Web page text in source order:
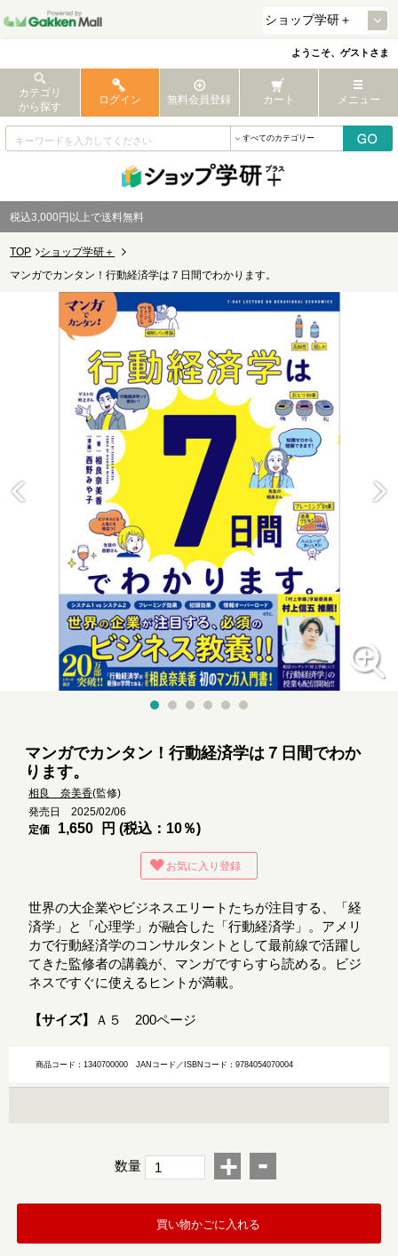
ようこそ、ゲストさま
カテゴリ
から探す
ログイン 無料会員登録 カート メニュー
税込3,000円以上で送料無料
TOP
ショップ学研＋
マンガでカンタン！行動経済学は７日間でわかります。
マンガでカンタン！行動経済学は７日間でわか
ります。
相良 奈美香(監修)
発売日 2025/02/06
定価
1,650 円 (税込：10％)
お気に入り登録
世界の大企業やビジネスエリートたちが注目する、「経
済学」と「心理学」が融合した「行動経済学」。アメリ
カで行動経済学のコンサルタントとして最前線で活躍し
てきた監修者の講義が、マンガですらすら読める。ビジ
ネスですぐに使えるヒントが満載。
【サイズ】 Ａ５ 200ページ
商品コード：1340700000JANコード／ISBNコード：9784054070004
数量 + -
買い物かごに入れる